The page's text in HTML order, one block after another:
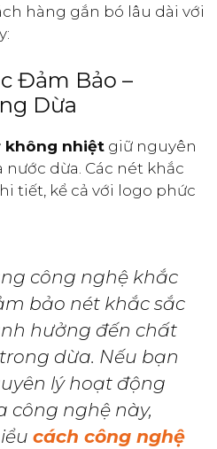
hàng gắn bó lâu dài với
Đảm Bảo –
Dừa
không nhiệt giữ nguyên
nước dừa. Các nét khắc
tiết, kể cả với logo phức
công nghệ khắc
bảo nét khắc sắc
hưởng đến chất
dừa. Nếu bạn
lý hoạt động
công nghệ này,
cách công nghệ